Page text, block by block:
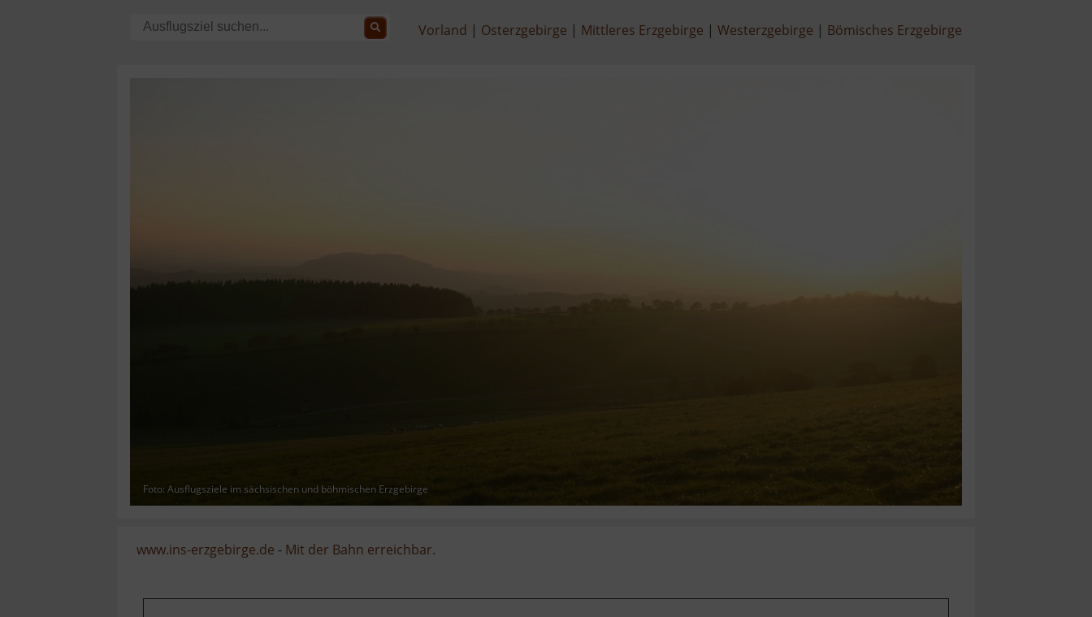
Vorland Osterzgebirge Mittleres Erzgebirge Westerzgebirge Bömisches Erzgebirge
Foto: Ausflugsziele im sächsischen und böhmischen Erzgebirge
www.ins-erzgebirge.de - Mit der Bahn erreichbar.